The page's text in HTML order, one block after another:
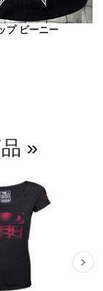
プ ビーニー
»